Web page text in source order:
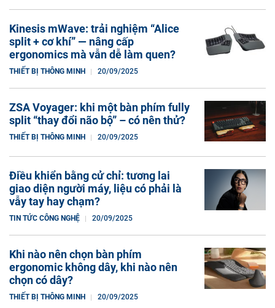
Kinesis mWave: trải nghiệm “Alice
split + cơ khí” — nâng cấp
ergonomics mà vẫn dễ làm quen?
THIẾT BỊ THÔNG MINH 20/09/2025
ZSA Voyager: khi một bàn phím fully
split “thay đổi não bộ” – có nên thử?
THIẾT BỊ THÔNG MINH 20/09/2025
Điều khiển bằng cử chỉ: tương lai
giao diện người máy, liệu có phải là
vẫy tay hay chạm?
TIN TỨC CÔNG NGHỆ 20/09/2025
Khi nào nên chọn bàn phím
ergonomic không dây, khi nào nên
chọn có dây?
THIẾT BỊ THÔNG MINH 20/09/2025